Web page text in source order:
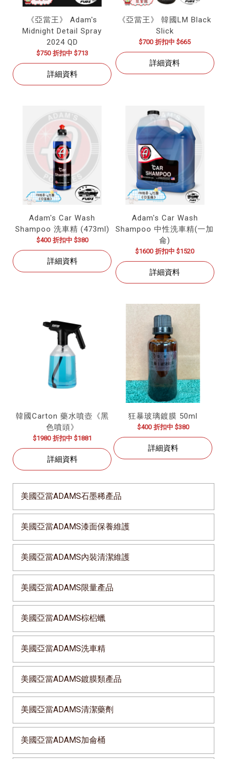
美國亞當ADAMS石墨稀產品
美國亞當ADAMS漆面保養維護
美國亞當ADAMS內裝清潔維護
美國亞當ADAMS限量產品
美國亞當ADAMS棕梠蠟
美國亞當ADAMS洗車精
美國亞當ADAMS鍍膜類產品
美國亞當ADAMS清潔藥劑
美國亞當ADAMS加侖桶
《亞當王》 Adam's
Midnight Detail Spray
2024 QD
$750 折扣中 $713
詳細資料
《亞當王》 韓國LM Black
Slick
$700 折扣中 $665
詳細資料
Adam's Car Wash
Shampoo 洗車精 (473ml)
$400 折扣中 $380
詳細資料
Adam's Car Wash
Shampoo 中性洗車精(一加
侖)
$1600 折扣中 $1520
詳細資料
韓國Carton 藥水噴壺《黑
色噴頭》
$1980 折扣中 $1881
詳細資料
狂暴玻璃鍍膜 50ml
$400 折扣中 $380
詳細資料